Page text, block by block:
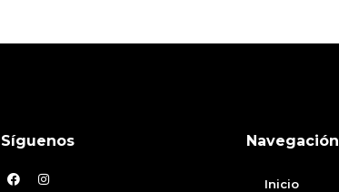
Síguenos Navegación
Inicio